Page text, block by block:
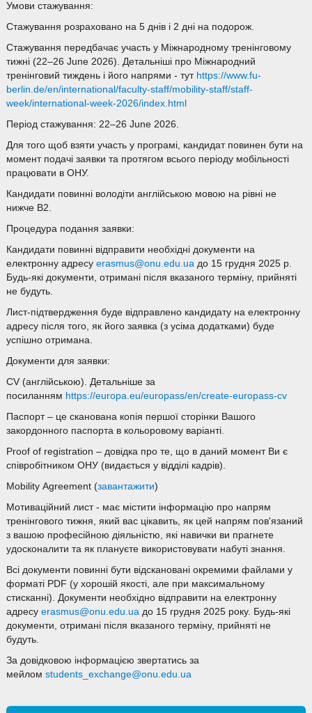
Умови стажування:
Стажування розраховано на 5 днів і 2 дні на подорож.
Стажування передбачає участь у Міжнародному тренінговому
тижні (22–26 June 2026). Детальніші про Міжнародний
тренінговий тиждень і його напрями - тут https://www.fu-
berlin.de/en/international/faculty-staff/mobility-staff/staff-
week/international-week-2026/index.html
Період стажування: 22–26 June 2026.
Для того щоб взяти участь у програмі, кандидат повинен бути на
момент подачі заявки та протягом всього періоду мобільності
працювати в ОНУ.
Кандидати повинні володіти англійською мовою на рівні не
нижче В2.
Процедура подання заявки:
Кандидати повинні відправити необхідні документи на
електронну адресу erasmus@onu.edu.uaдо 15 грудня 2025 р.
Будь-які документи, отримані після вказаного терміну, прийняті
не будуть.
Лист-підтвердження буде відправлено кандидату на електронну
адресу після того, як його заявка (з усіма додатками) буде
успішно отримана.
Документи для заявки:
CV (англійською). Детальніше за
посиланням https://europa.eu/europass/en/create-europass-cv
Паспорт – це сканована копія першої сторінки Вашого
закордонного паспорта в кольоровому варіанті.
Proof of registration – довідка про те, що в даний момент Ви є
співробітником ОНУ (видається у відділі кадрів).
Mobility Agreement (завантажити)
Мотиваційний лист - має містити інформацію про напрям
тренінгового тижня, який вас цікавить, як цей напрям пов'язаний
з вашою професійною діяльністю, які навички ви прагнете
удосконалити та як плануєте використовувати набуті знання.
Всі документи повинні бути відскановані окремими файлами у
форматі PDF (у хорошій якості, але при максимальному
стисканні). Документи необхідно відправити на електронну
адресу erasmus@onu.edu.uaдо 15 грудня 2025 року. Будь-які
документи, отримані після вказаного терміну, прийняті не
будуть.
За довідковою інформацією звертатись за
мейлом students_exchange@onu.edu.ua